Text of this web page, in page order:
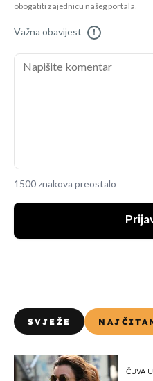
obogatiti zajednicu našeg portala.
Važna obavijest !
1500 znakova preostalo
SVJEŽE
ČUVA